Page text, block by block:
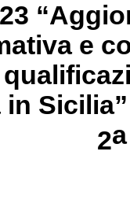
e
2